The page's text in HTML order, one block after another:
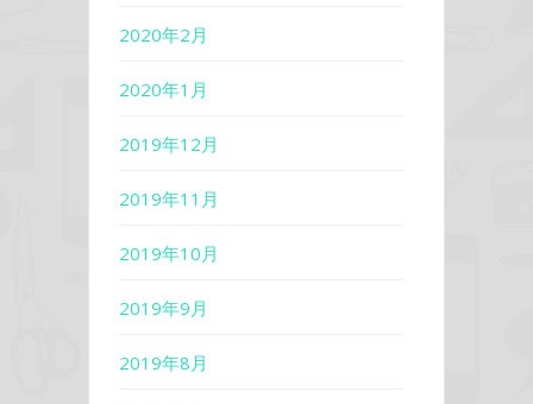
2020年2月
2020年1月
2019年12月
2019年11月
2019年10月
2019年9月
2019年8月